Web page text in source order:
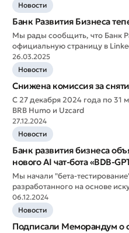
Оцените
Оставить
Новости
Банк Развития Бизнеса
Мы рады сообщить, что Банк
официальную страницу в
26.03.2025
Новости
Снижена комиссия за
С 27 декабря 2024 года по 31
BRB Humo и Uzcard
27.12.2024
Новости
Банк развития бизнеса
нового AI чат-бота «BDB-
Мы начали "бета-
разработанного на основе
06.12.2024
Новости
Подписали Меморандум о